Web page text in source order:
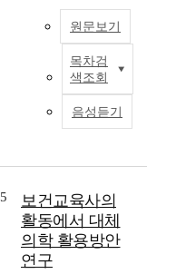
및
i
원문보기
목차검
색조회
음성듣기
5
보건교육사의
활동에서 대체
의학 활용방안
연구